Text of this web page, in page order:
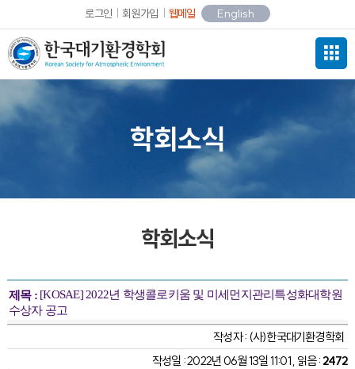
로그인 회원가입 웹메일 English
학회소식
학회소식
제목 :[KOSAE] 2022년 학생콜로키움 및 미세먼지관리특성화대학원
수상자 공고
작성자 : (사)한국대기환경학회
작성일 : 2022년 06월 13일 11:01 , 읽음 :2472